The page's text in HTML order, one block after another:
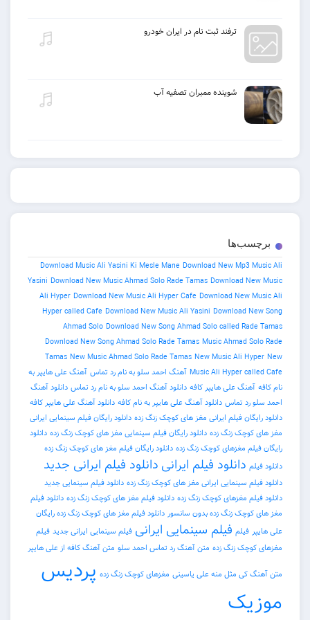
ترفند ثبت نام در ایران خودرو
شوینده ممبران تصفیه آب
Download Music Ali Yasini Ki Mesle Mane Download New
Yasini Download New Music Ahmad Solo Rade Tamas Download
Ali Hyper Download New Music Ali Hyper Cafe Download
Hyper called Cafe Download New Music Ali Yasini Download
Ahmad Solo Download New Song Ahmad Solo called
Download New Song Ahmad Solo Rade Tamas Music Ahmad
Tamas New Music Ahmad Solo Rade Tamas New Music Ali
Music Ali Hyper آهنگ احمد سلو به نام رد تماس آهنگ علی هایپر به
علی هایپر کافه دانلود آهنگ احمد سلو به نام رد تماس دانلود آهنگ
دانلود آهنگ علی هایپر به نام کافه دانلود آهنگ علی هایپر کافه
فیلم ایرانی مغز های کوچک زنگ زده دانلود رایگان فیلم سینمایی ایرانی
زنگ زده دانلود رایگان فیلم سینمایی مغز های کوچک زنگ زده دانلود
مغزهای کوچک زنگ زده دانلود رایگان فیلم مغز های کوچک زنگ زده
دانلود فیلم ایرانیدانلود فیلم ایرانی جدید
سینمایی ایرانی مغز های کوچک زنگ زده دانلود فیلم سینمایی جدید
مغزهای کوچک زنگ زده دانلود فیلم مغز های کوچک زنگ زده دانلود فیلم
زنگ زده بدون سانسور دانلود فیلم مغز های کوچک زنگ زده رایگان
فیلم سینمایی ایرانی فیلم سینمایی ایرانی جدید فیلم
زنگ زده متن آهنگ رد تماس احمد سلو متن آهنگ کافه از علی هایپر
مثل منه علی یاسینی مغزهای کوچک زنگ زده پردیس